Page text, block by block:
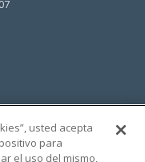
usted acepta
para
el uso del mismo,